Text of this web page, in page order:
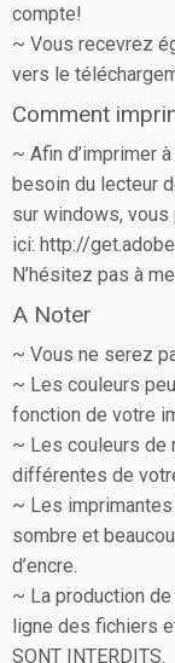
compte!
~ Vous recevrez
vers le
Comment
~ Afin d’imprimer
besoin du lecteur
sur windows, vous
ici: http://
N’hésitez pas à
A Noter
~ Vous ne serez
~ Les couleurs
fonction de votre
~ Les couleurs de
différentes de
~ Les
sombre et
d’encre.
~ La production
ligne des fichiers
SONT INTERDITS.